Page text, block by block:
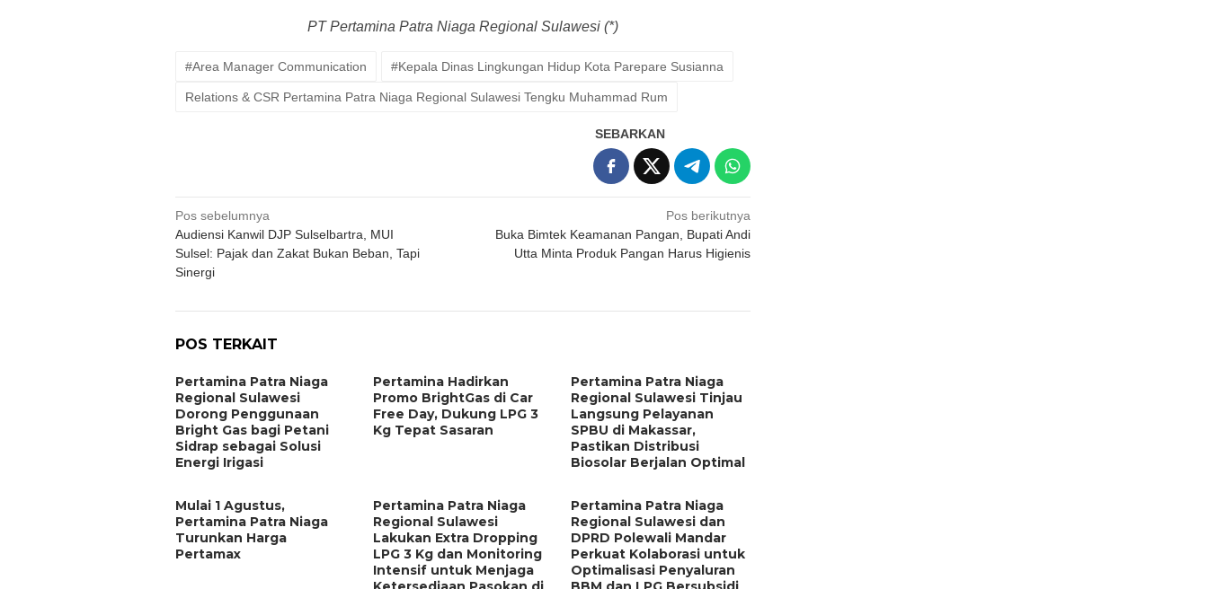
PT Pertamina Patra Niaga Regional Sulawesi (*)
#Area Manager Communication #Kepala Dinas Lingkungan Hidup Kota Parepare Susianna
Relations & CSR Pertamina Patra Niaga Regional Sulawesi Tengku Muhammad Rum
SEBARKAN
Navigasi
pos
Pos sebelumnya
Audiensi Kanwil DJP Sulselbartra, MUI
Sulsel: Pajak dan Zakat Bukan Beban, Tapi
Sinergi
Pos berikutnya
Buka Bimtek Keamanan Pangan, Bupati Andi
Utta Minta Produk Pangan Harus Higienis
POS TERKAIT
Pertamina Patra Niaga
Regional Sulawesi
Dorong Penggunaan
Bright Gas bagi Petani
Sidrap sebagai Solusi
Energi Irigasi
Pertamina Hadirkan
Promo BrightGas di Car
Free Day, Dukung LPG 3
Kg Tepat Sasaran
Pertamina Patra Niaga
Regional Sulawesi Tinjau
Langsung Pelayanan
SPBU di Makassar,
Pastikan Distribusi
Biosolar Berjalan Optimal
Mulai 1 Agustus,
Pertamina Patra Niaga
Turunkan Harga
Pertamax
Pertamina Patra Niaga
Regional Sulawesi
Lakukan Extra Dropping
LPG 3 Kg dan Monitoring
Intensif untuk Menjaga
Pertamina Patra Niaga
Regional Sulawesi dan
DPRD Polewali Mandar
Perkuat Kolaborasi untuk
Optimalisasi Penyaluran